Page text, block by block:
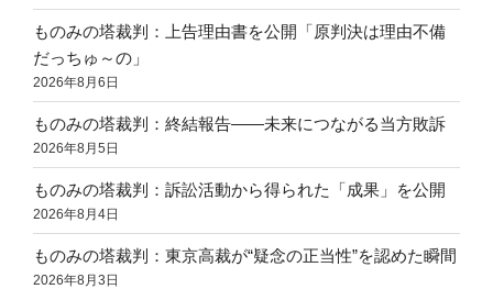
ものみの塔裁判：上告理由書を公開「原判決は理由不備
だっちゅ～の」
2026年8月6日
ものみの塔裁判：終結報告——未来につながる当方敗訴
2026年8月5日
ものみの塔裁判：訴訟活動から得られた「成果」を公開
2026年8月4日
ものみの塔裁判：東京高裁が“疑念の正当性”を認めた瞬間
2026年8月3日